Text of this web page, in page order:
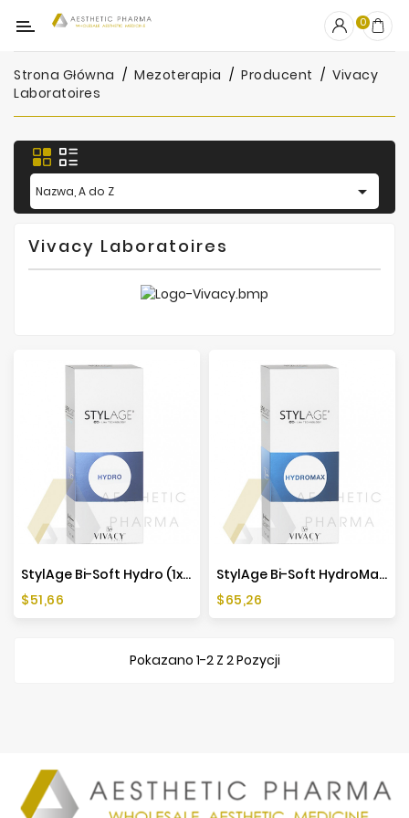
Kategoria
OUTLET
Wypełniacze
Stymulatory
Mezoterapia
Peelingi
PRP
Jednorazowe
Producenci
0
Strona Główna Mezoterapia Producent
Vivacy
Laboratoires
Nazwa, A do Z 
Vivacy Laboratoires
StylAge Bi-Soft Hydro (1x1ml)
Cena
$51,66
StylAge Bi-Soft HydroMax (1x1ml)
Cena
$65,26
Pokazano 1-2 Z 2 Pozycji